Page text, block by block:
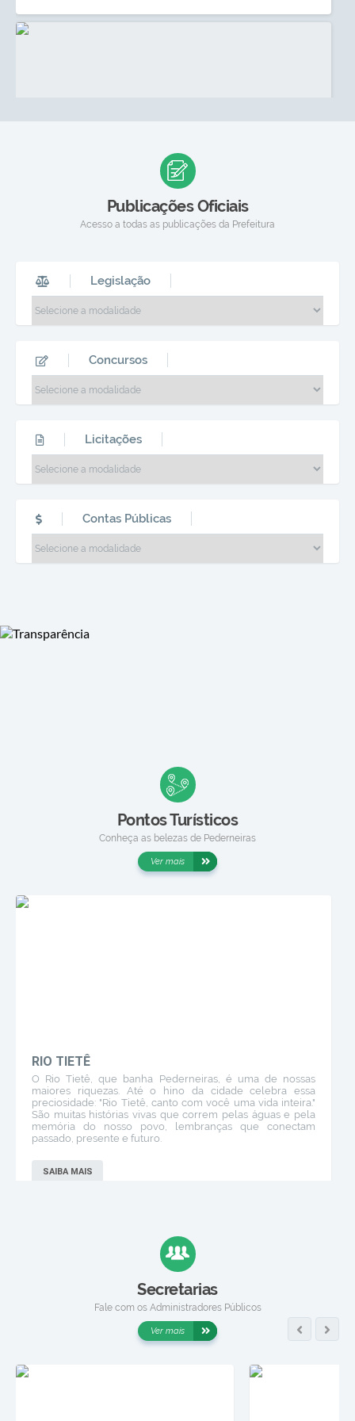
PodEsportes estreia a 3ª temporada com uma
convidada inspiradora!
ASSISTIR
EDUCACIONAL 2025 - PORTAL ACONTECE NA
REGIÃO (20/03/2026)
01 ABR 2026
Publicações Oficiais
Acesso a todas as publicações da Prefeitura
Legislação
Concursos
Licitações
Contas Públicas
Pontos Turísticos
Conheça as belezas de Pederneiras
Ver mais
RIO TIETÊ
O Rio Tietê, que banha Pederneiras, é uma de nossas
maiores riquezas. Até o hino da cidade celebra essa
preciosidade: "Rio Tietê, canto com você uma vida inteira."
São muitas histórias vivas que correm pelas águas e pela
memória do nosso povo, lembranças que conectam
passado, presente e futuro.
SAIBA MAIS
Secretarias
Fale com os Administradores Públicos
Ver mais